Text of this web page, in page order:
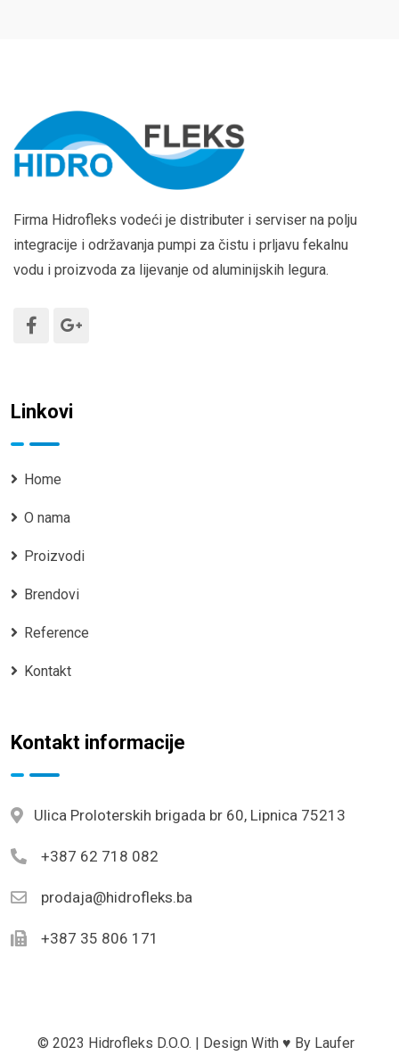
Firma Hidrofleks vodeći je distributer i serviser na polju
integracije i održavanja pumpi za čistu i prljavu fekalnu
vodu i proizvoda za lijevanje od aluminijskih legura.
Linkovi
Home
O nama
Proizvodi
Brendovi
Reference
Kontakt
Kontakt informacije
Ulica Proloterskih brigada br 60, Lipnica 75213
+387 62 718 082
prodaja@hidrofleks.ba
+387 35 806 171
© 2023 Hidrofleks D.o.o. | Design With ♥ By Laufer